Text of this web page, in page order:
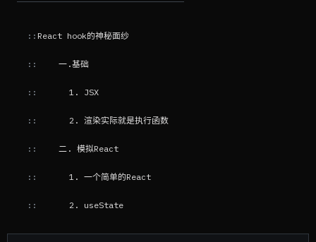
React hook的神秘面纱
一.基础
1. JSX
2. 渲染实际就是执行函数
二. 模拟React
1. 一个简单的React
2. useState
3. useEffect